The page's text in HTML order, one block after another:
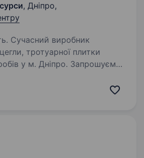
, Дніпро,
тротуарної плитки
у м. Дніпро. Запрошуємо